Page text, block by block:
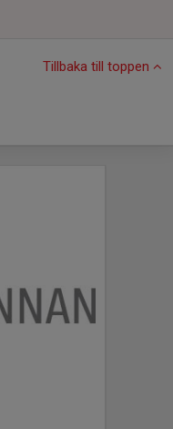
Tillbaka till toppen